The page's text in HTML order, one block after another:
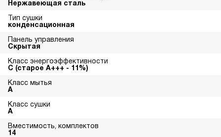
Нержавеющая сталь
Тип сушки
конденсационная
Панель управления
Скрытая
Класс энергоэффективности
С (старое А+++ - 11%)
Класс мытья
A
Класс сушки
A
Вместимость, комплектов
14